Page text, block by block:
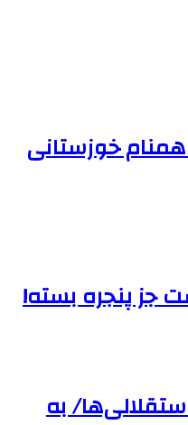
خوزستانی
جز پنجره بسته!
به